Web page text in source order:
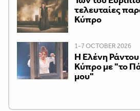
τελευταίες
Κύπρο
1-7 OCTOBER 2026
H Ελένη
Κύπρο με "το
μου"